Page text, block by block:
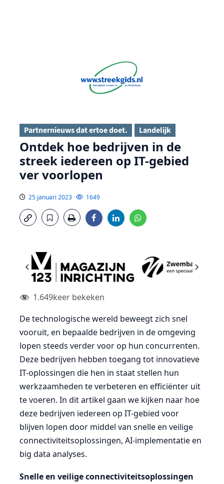
Partnernieuws dat ertoe doet. Landelijk
Ontdek hoe bedrijven in de
streek iedereen op IT-gebied
ver voorlopen
25 januari 2023 1649
1.649keer bekeken
De technologische wereld beweegt zich snel
vooruit, en bepaalde bedrijven in de omgeving
lopen steeds verder voor op hun concurrenten.
Deze bedrijven hebben toegang tot innovatieve
IT-oplossingen die hen in staat stellen hun
werkzaamheden te verbeteren en efficiënter uit
te voeren. In dit artikel gaan we kijken naar hoe
deze bedrijven iedereen op IT-gebied voor
blijven lopen door middel van snelle en veilige
connectiviteitsoplossingen, AI-implementatie en
big data analyses.
Snelle en veilige connectiviteitsoplossingen